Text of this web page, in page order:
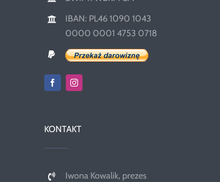
IBAN: PL46 1090 1043
0000 0001 4753 0718
KONTAKT
Iwona Kowalik, prezes